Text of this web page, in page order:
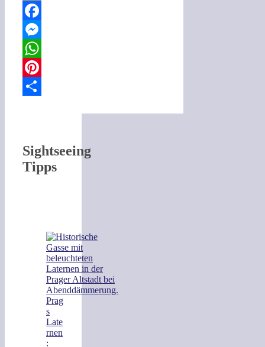
Email
Facebook
Messenger
WhatsApp
Pinterest
Sightseeing
Tipps
Prag
s
Late
rnen
: